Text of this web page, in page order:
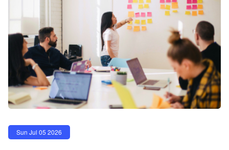
Sun Jul 05 2026